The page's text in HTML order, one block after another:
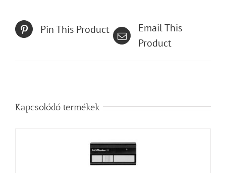
Pin This Product
Email This
Product
Kapcsolódó termékek